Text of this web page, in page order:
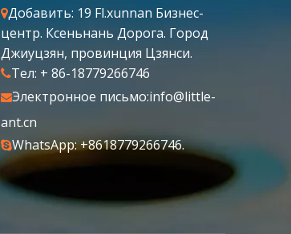
Добавить: 19 Fl.xunnan Бизнес-
центр. Ксеньнань Дорога. Город
Джиуцзян, провинция Цзянси.
Тел: + 86-18779266746
Электронное письмо:info@little-
ant.cn
WhatsApp: +8618779266746.